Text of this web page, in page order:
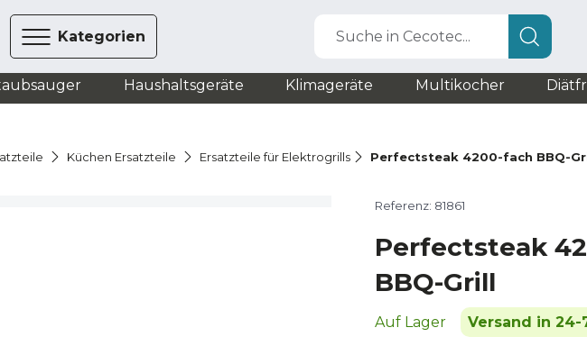
Kategorien Suche in Cecotec...
Haushaltsgeräte Klimageräte Multikocher
Küchen Ersatzteile Ersatzteile für Elektrogrills Perfectsteak 4200-fach BBQ-
Referenz: 81861
Perfectsteak
BBQ-Grill
Auf Lager Versand in 24-